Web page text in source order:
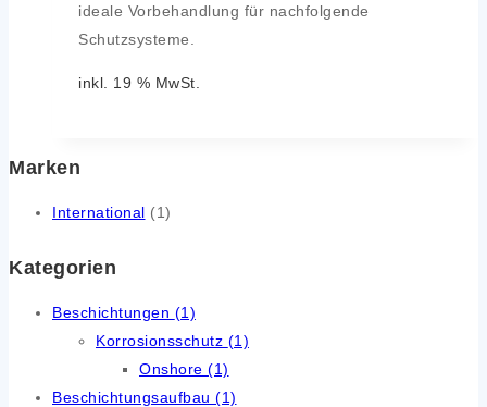
ideale Vorbehandlung für nachfolgende
Schutzsysteme.
inkl. 19 % MwSt.
Marken
International (1)
Kategorien
Beschichtungen (1)
Korrosionsschutz (1)
Onshore (1)
Beschichtungsaufbau (1)